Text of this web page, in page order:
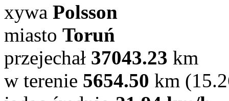
xywa Polsson
miasto Toruń
przejechał 37043.23 km
w terenie 5654.50 km